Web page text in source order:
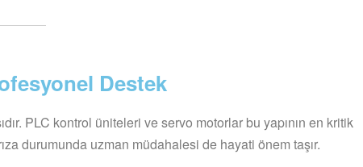
Destek
PLC kontrol üniteleri ve servo motorlar bu yapının en kritik
durumunda uzman müdahalesi de hayati önem taşır.